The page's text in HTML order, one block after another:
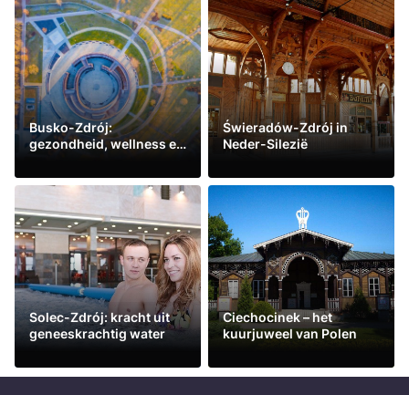
Busko-Zdrój:
gezondheid, wellness en
Lees meer
Świeradów-Zdrój in
Neder-Silezië
Lees meer
Solec-Zdrój: kracht uit
geneeskrachtig water
Lees meer
Ciechocinek – het
kuurjuweel van Polen
Lees meer